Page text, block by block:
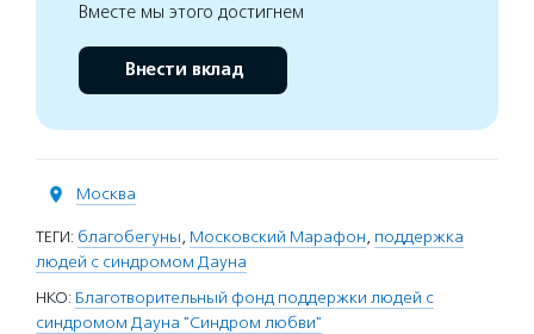
Вместе мы этого достигнем
Внести вклад
Москва
ТЕГИ: благобегуны, Московский Марафон, поддержка
людей с синдромом Дауна
НКО: Благотворительный фонд поддержки людей с
синдромом Дауна "Синдром любви"